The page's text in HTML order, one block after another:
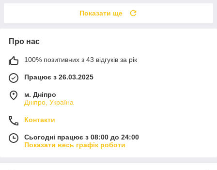
Показати ще
Про нас
100% позитивних з 43 відгуків за рік
Працює з 26.03.2025
м. Дніпро
Дніпро, Україна
Контакти
Сьогодні працює з 08:00 до 24:00
Показати весь графік роботи